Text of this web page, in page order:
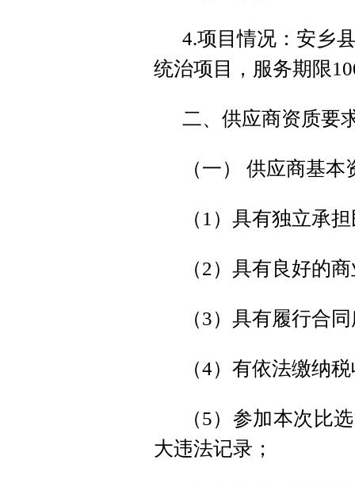
4.项目情况：安乡
统治项目，服务期限
二、供应商资质要
（一） 供应商基
（1）具有独立承
（2）具有良好的
（3）具有履行合
（4）有依法缴纳
（5）参加本次比
大违法记录；